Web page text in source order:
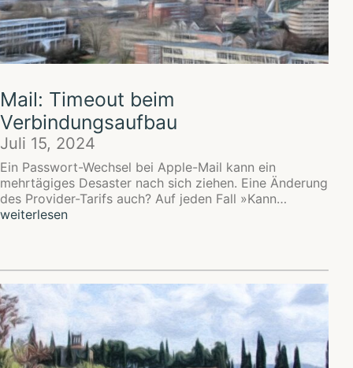
Mail: Timeout beim
Verbindungsaufbau
Juli 15, 2024
Ein Passwort-Wechsel bei Apple-Mail kann ein
mehrtägiges Desaster nach sich ziehen. Eine Änderung
des Provider-Tarifs auch? Auf jeden Fall »Kann…
Mail:
weiterlesen